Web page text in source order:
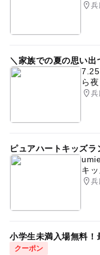
兵
＼家族での夏の思い出
ら
兵
ピュアハートキッズ
キッ
兵
小学生未満入場無料
クーポン